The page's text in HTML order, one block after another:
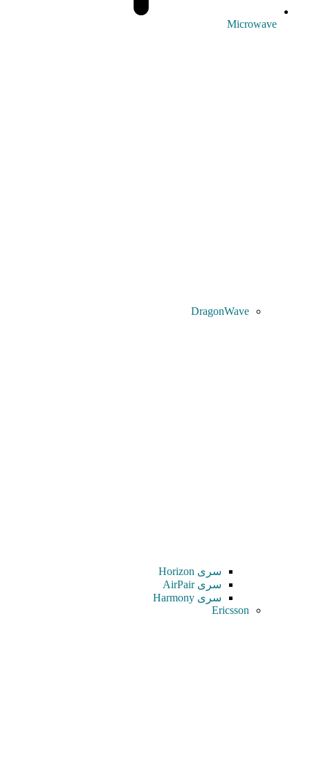
Microwave
DragonWave
سری Horizon
سری AirPair
سری Harmony
Ericsson